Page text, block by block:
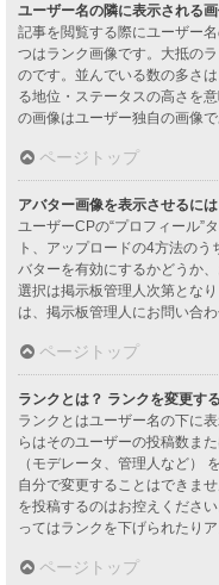
ユーザー名の隣に表示される
記事を閲覧する際にユーザー
つはランク画像です。大抵の
のです。並んでいる数の多さ
る地位・ステータスの高さを
の画像はユーザー独自の画像
ページトップ
アバター画像を表示させるには
ユーザーCPの“プロフィール”
ト、アップロードの4方法の
バターを有効にするかどうか
選択は掲示板管理人次第とな
は、掲示板管理人にお問い合わ
ページトップ
ランクとは？ ランクを変更す
ランクとはユーザー名の下に
らはそのユーザーの投稿数ま
（モデレータ、管理人など）
自分で変更することはできま
を投稿するのはお控えくださ
ってはランクを下げられたり
ページトップ